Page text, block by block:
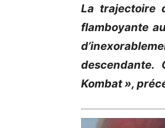
La trajectoire
flamboyante
Kombat »,